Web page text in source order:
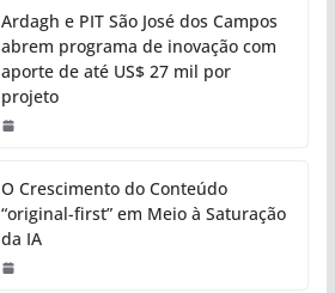
Ardagh e PIT São José dos Campos
abrem programa de inovação com
aporte de até US$ 27 mil por
projeto
O Crescimento do Conteúdo
“original-first” em Meio à Saturação
da IA